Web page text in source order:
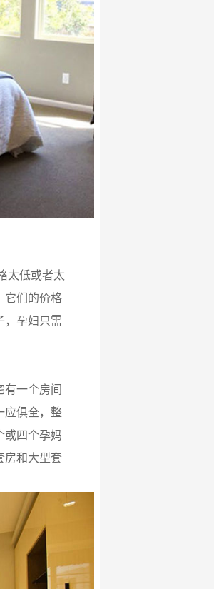
太低或者太
它们的价格
，孕妇只需
有一个房间
应俱全，整
或四个孕妈
房和大型套